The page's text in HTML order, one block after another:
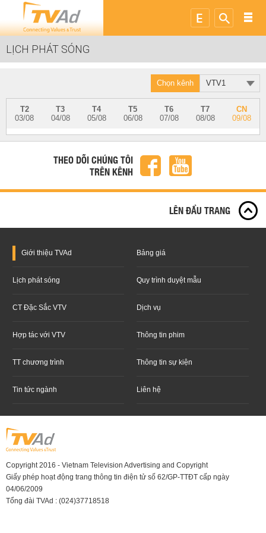
LỊCH PHÁT SÓNG
Chọn kênh VTV1
T2
03/08
T3
04/08
T4
05/08
T5
06/08
T6
07/08
T7
08/08
CN
09/08
THEO DÕI CHÚNG TÔI
TRÊN KÊNH
LÊN ĐẦU TRANG
Giới thiệu TVAd Bảng giá
Lịch phát sóng Quy trình duyệt mẫu
CT Đặc Sắc VTV Dịch vụ
Hợp tác với VTV Thông tin phim
TT chương trình Thông tin sự kiện
Tin tức ngành Liên hệ
Copyright 2016 - Vietnam Television Advertising and Copyright
Giấy phép hoạt động trang thông tin điện tử số 62/GP-TTĐT cấp ngày
04/06/2009
Tổng đài TVAd : (024)37718518